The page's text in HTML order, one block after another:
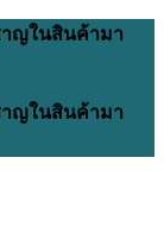
าญในสินค้ามา
าญในสินค้ามา